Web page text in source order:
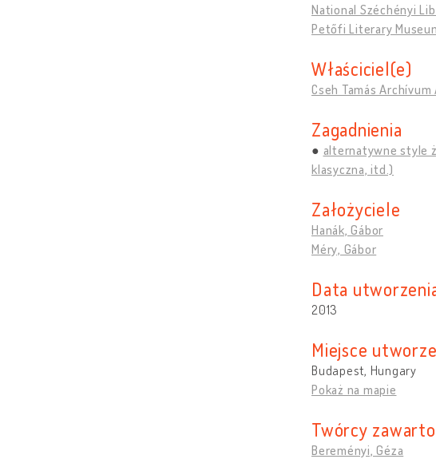
National Széchényi
Petőfi Literary
Właściciel(e)
Cseh Tamás
Zagadnienia
alternatywne style
klasyczna, itd.)
Założyciele
Hanák, Gábor
Méry, Gábor
Data
2013
Miejsce
Budapest, Hungary
Pokaż na mapie
Twórcy
Bereményi, Géza